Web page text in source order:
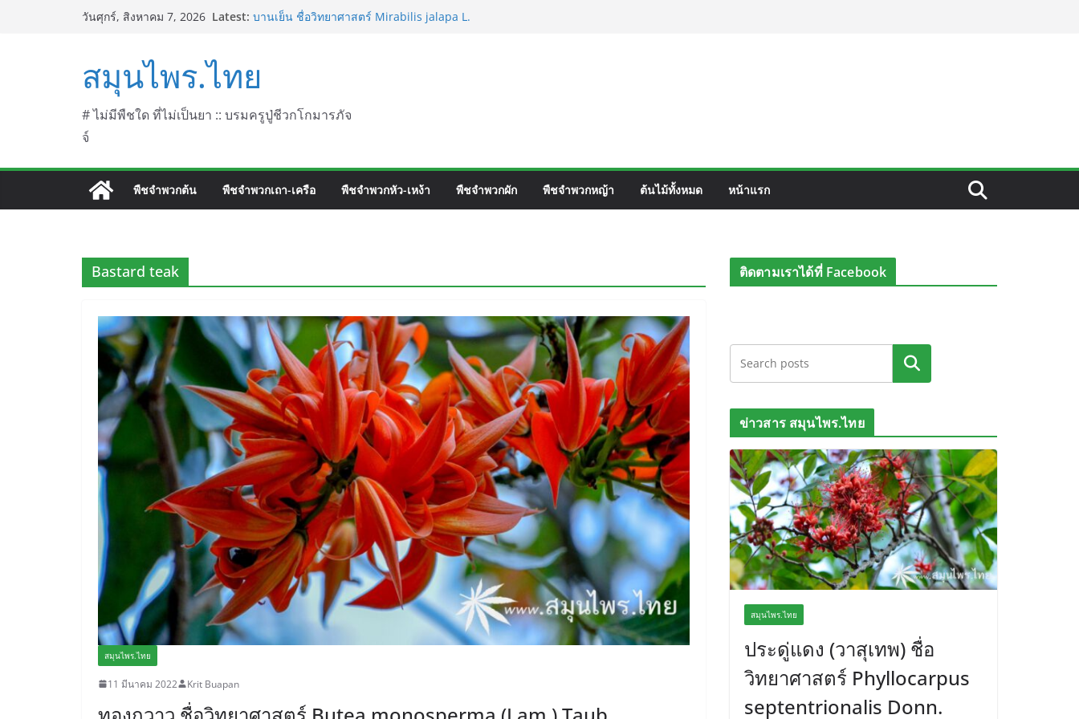
วันศุกร์, สิงหาคม 7, 2026 Latest: บานเย็น ชื่อวิทยาศาสตร์ Mirabilis jalapa L.
L. (Firework)
บานไม่รู้โรย
สมุนไพร.ไทย
# ไม่มีพืชใด ที่ไม่เป็นยา :: บรมครูปู่ชีวกโกมารภัจ
จ์
พืชจำพวกต้น พืชจำพวกเถา-เครือ พืชจำพวกหัว-เหง้า พืชจำพวกผัก พืชจำพวกหญ้า ต้นไม้ทั้งหมด หน้าแรก
Bastard teak
สมุนไพร.ไทย
11 มีนาคม 2022 Krit Buapan
ติดตามเราได้ที่ Facebook
ค้นหา
ข่าวสาร สมุนไพร.ไทย
สมุนไพร.ไทย
ประดู่แดง (วาสุเทพ) ชื่อ
วิทยาศาสตร์ Phyllocarpus
septentrionalis Donn.